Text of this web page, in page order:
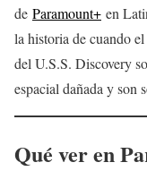
de Paramount+ en
la historia de cuando
del U.S.S. Discovery
espacial dañada y son
Qué ver en